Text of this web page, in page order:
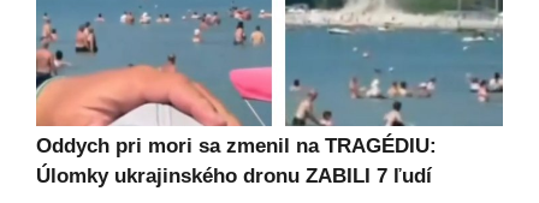
Oddych pri mori sa zmenil na TRAGÉDIU:
Úlomky ukrajinského dronu ZABILI 7 ľudí